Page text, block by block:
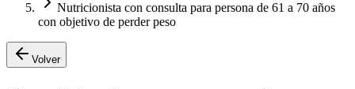
Nutricionista con consulta para persona de 61 a 70 años
con objetivo de perder peso
Volver